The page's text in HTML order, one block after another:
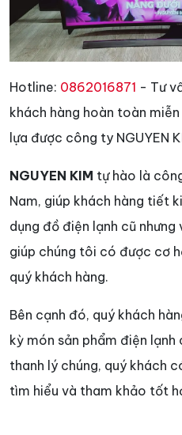
Hotline: 0862016871 - Tư
khách hàng hoàn toàn
lựa được công ty NGUYEN
NGUYEN KIM tự hào là
Nam, giúp khách hàng tiết
dụng đồ điện lạnh cũ nhưng
giúp chúng tôi có được cơ
quý khách hàng.
Bên cạnh đó, quý khách
kỳ món sản phẩm điện lạnh
thanh lý chúng, quý khách
tìm hiểu và tham khảo tốt